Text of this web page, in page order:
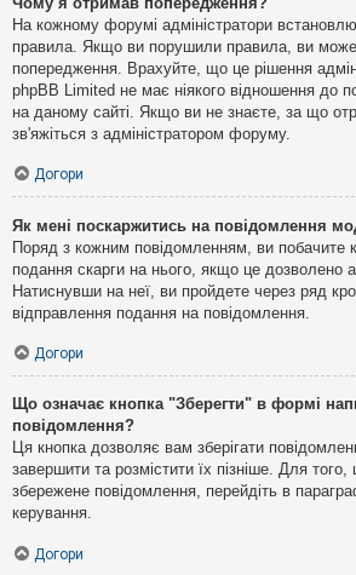
На кожному форумі адміністратори
правила. Якщо ви порушили правила, ви
попередження. Врахуйте, що це рішення
phpBB Limited не має ніякого відношення до
на даному сайті. Якщо ви не знаєте, за що
зв'яжіться з адміністратором форуму.
Догори
Як мені поскаржитись на повідомлення
Поряд з кожним повідомленням, ви побачите
подання скарги на нього, якщо це дозволено
Натиснувши на неї, ви пройдете через ряд
відправлення подання на повідомлення.
Догори
Що означає кнопка "Зберегти" в формі
повідомлення?
Ця кнопка дозволяє вам зберігати
завершити та розмістити їх пізніше. Для того,
збережене повідомлення, перейдіть в
керування.
Догори